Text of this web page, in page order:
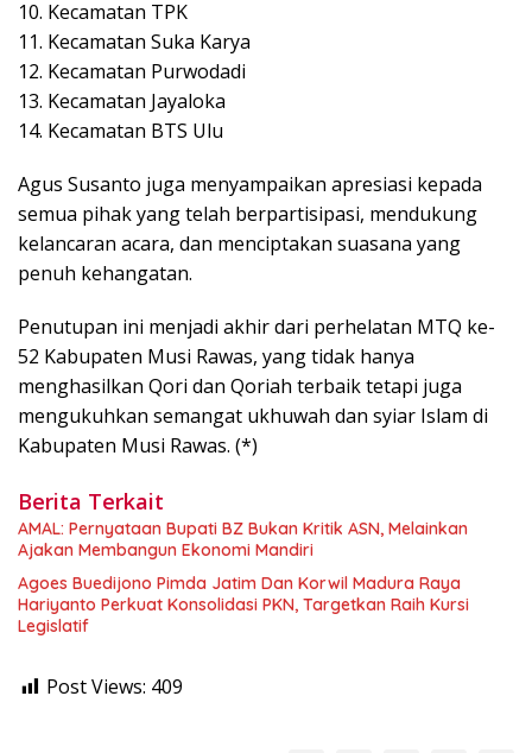
10. Kecamatan TPK
11. Kecamatan Suka Karya
12. Kecamatan Purwodadi
13. Kecamatan Jayaloka
14. Kecamatan BTS Ulu
Agus Susanto juga menyampaikan apresiasi kepada
semua pihak yang telah berpartisipasi, mendukung
kelancaran acara, dan menciptakan suasana yang
penuh kehangatan.
Penutupan ini menjadi akhir dari perhelatan MTQ ke-
52 Kabupaten Musi Rawas, yang tidak hanya
menghasilkan Qori dan Qoriah terbaik tetapi juga
mengukuhkan semangat ukhuwah dan syiar Islam di
Kabupaten Musi Rawas. (*)
Berita Terkait
AMAL: Pernyataan Bupati BZ Bukan Kritik ASN, Melainkan
Ajakan Membangun Ekonomi Mandiri
Agoes Buedijono Pimda Jatim Dan Korwil Madura Raya
Hariyanto Perkuat Konsolidasi PKN, Targetkan Raih Kursi
Legislatif
Post Views: 409